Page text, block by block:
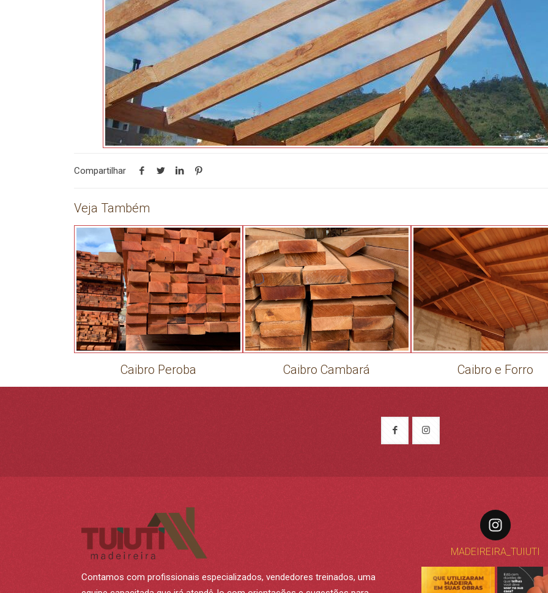
Compartilhar
Veja Também
Caibro Peroba Caibro Cambará Caibro e Forro
Contamos com profissionais especializados, vendedores treinados, uma
MADEIREIRA_TUIUTI
madeireira_tuiuti madeireira_tuiuti